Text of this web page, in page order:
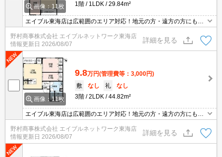
画像：11枚
1階
1LDK 29.84m²
エイブル東海店は広範囲のエリア対応！地元の方・遠方の方にも公
平な視点で提案♪見るだけ・オンライン可！
野村商事株式会社 エイブルネットワーク東海店
情報更新日 2026/08/07
詳細を見る
画像：11枚
9.8万円(管理費等：3,000円)
敷
なし 礼
なし
3階
2LDK 44.82m²
エイブル東海店は広範囲のエリア対応！地元の方・遠方の方にも公
平な視点で提案♪見るだけ・オンライン可！
野村商事株式会社 エイブルネットワーク東海店
情報更新日 2026/08/07
詳細を見る